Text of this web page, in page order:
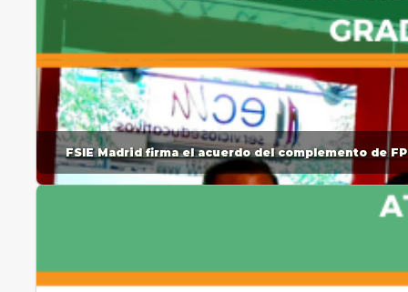
FSIE Madrid firma el acuerdo del complemento de